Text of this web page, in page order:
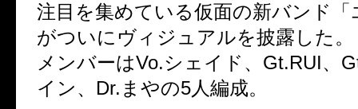
注目を集めている仮面の新バンド
がついにヴィジュアルを披露した。
メンバーはVo.シェイド、Gt.RUI、
イン、Dr.まやの5人編成。